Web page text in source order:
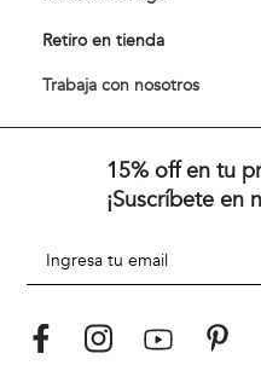
Retiro en tienda
Trabaja con nosotros
15% off en tu
¡Suscríbete en